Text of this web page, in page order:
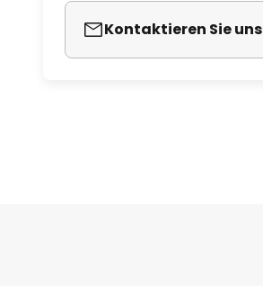
Kontaktieren Sie uns